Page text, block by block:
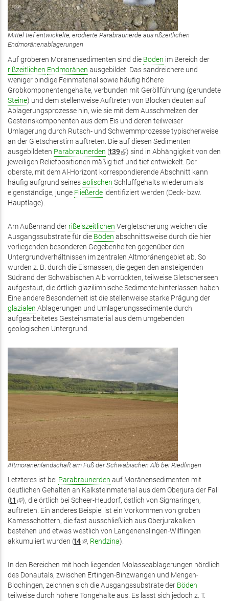
Mittel tief entwickelte, erodierte Parabraunerde aus rißzeitlichen
Endmoränenablagerungen
Auf gröberen Moränensedimenten sind die Böden im Bereich der
rißzeitlichen Endmoränen ausgebildet. Das sandreichere und
weniger bindige Feinmaterial sowie häufig höhere
Grobkomponentengehalte, verbunden mit Geröllführung (gerundete
Steine) und dem stellenweise Auftreten von Blöcken deuten auf
Ablagerungsprozesse hin, wie sie mit dem Ausschmelzen der
Gesteinskomponenten aus dem Eis und deren teilweiser
Umlagerung durch Rutsch- und Schwemmprozesse typischerweise
an der Gletscherstirn auftreten. Die auf diesen Sedimenten
ausgebildeten Parabraunerden (t39(Link
ist
extern)
) sind in Abhängigkeit von den
jeweiligen Reliefpositionen mäßig tief und tief entwickelt. Der
oberste, mit dem Al-Horizont korrespondierende Abschnitt kann
häufig aufgrund seinesäolischen Schluffgehalts wiederum als
eigenständige, junge Fließerde identifiziert werden (Deck- bzw.
Hauptlage).
Am Außenrand der rißeiszeitlichen Vergletscherung weichen die
Ausgangssubstrate für die Böden abschnittsweise durch die hier
vorliegenden besonderen Gegebenheiten gegenüber den
Untergrundverhältnissen im zentralen Altmoränengebiet ab. So
wurden z. B. durch die Eismassen, die gegen den ansteigenden
Südrand der Schwäbischen Alb vorrückten, teilweise Gletscherseen
aufgestaut, die örtlich glazilimnische Sedimente hinterlassen haben.
Eine andere Besonderheit ist die stellenweise starke Prägung der
glazialen Ablagerungen und Umlagerungssedimente durch
aufgearbeitetes Gesteinsmaterial aus dem umgebenden
geologischen Untergrund.
Altmoränenlandschaft am Fuß der Schwäbischen Alb bei Riedlingen
Letzteres ist bei Parabraunerden auf Moränensedimenten mit
deutlichen Gehalten an Kalksteinmaterial aus dem Oberjura der Fall
(t1 (Link
ist
extern)
), die örtlich bei Scheer-Heudorf, östlich von Sigmaringen,
auftreten. Ein anderes Beispiel ist ein Vorkommen von groben
Kamesschottern, die fast ausschließlich aus Oberjurakalken
bestehen und etwas westlich von Langenenslingen-Wilflingen
akkumuliert wurden (t4(Link
extern)
, Rendzina).
In den Bereichen mit hoch liegenden Molasseablagerungen nördlich
des Donautals, zwischen Ertingen-Binzwangen und Mengen-
Blochingen, zeichnen sich die Ausgangssubstrate der Böden
teilweise durch höhere Tongehalte aus. Es lässt sich jedoch z. T.